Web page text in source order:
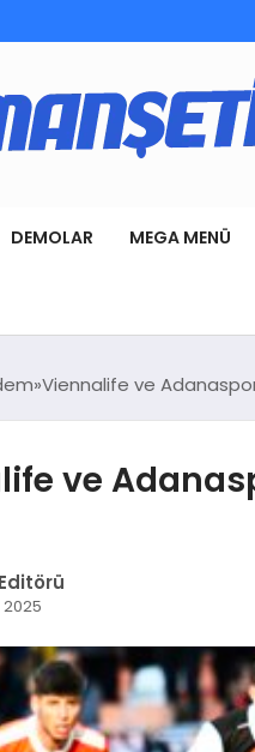
DEMOLAR MEGA MENÜ
Viennalife ve
ve